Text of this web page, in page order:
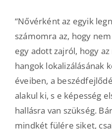
“Nővérként az egyik
számomra az, hogy
egy adott zajról, hogy
hangok lokalizálásának
éveiben, a
alakul ki, s e képesség
hallásra van szükség.
mindkét fülére siket,